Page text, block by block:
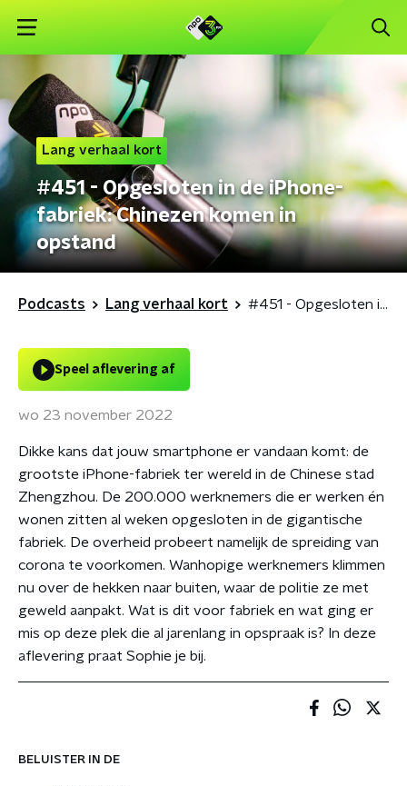
Lang verhaal kort
#451 - Opgesloten in de iPhone-
fabriek: Chinezen komen in
opstand
Podcasts Lang verhaal kort #451 - Opgesloten in de iPhone-fabriek: Chinezen komen in opstand
BELUISTER IN DE
Speel aflevering af
wo 23 november 2022
Dikke kans dat jouw smartphone er vandaan komt: de
grootste iPhone-fabriek ter wereld in de Chinese stad
Zhengzhou. De 200.000 werknemers die er werken én
wonen zitten al weken opgesloten in de gigantische
fabriek. De overheid probeert namelijk de spreiding van
corona te voorkomen. Wanhopige werknemers klimmen
nu over de hekken naar buiten, waar de politie ze met
geweld aanpakt. Wat is dit voor fabriek en wat ging er
mis op deze plek die al jarenlang in opspraak is? In deze
aflevering praat Sophie je bij.